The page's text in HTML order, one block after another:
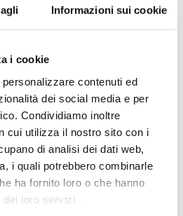
Informazioni sui cookie
i cookie
contenuti ed
dei social media e per
Condividiamo inoltre
cui utilizza il nostro sito con i
di analisi dei dati web,
i quali potrebbero combinarle
ha fornito loro o che hanno
loro servizi .
A RATE